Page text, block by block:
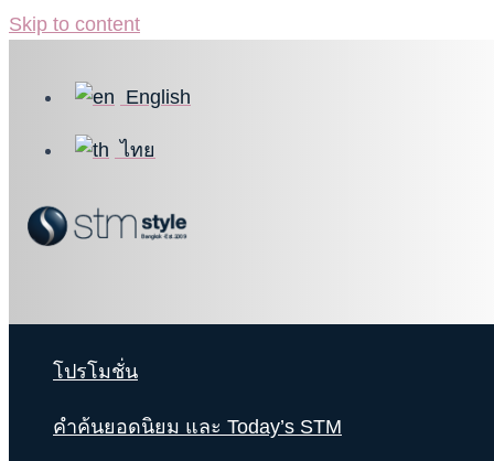
Skip to content
English
ไทย
โปรโมชั่น
คำค้นยอดนิยม และ Today’s STM